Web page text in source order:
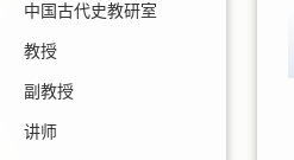
中国古代史教研室
教授
副教授
讲师